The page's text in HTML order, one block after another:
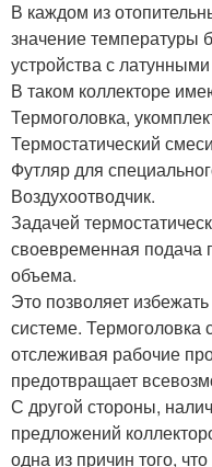
В каждом из
значение температуры
устройства с
В таком коллекторе
Термоголовка,
Термостатический
Футляр для
Воздухоотводчик.
Задачей
своевременная подача
объема.
Это позволяет
системе. Термоголовка
отслеживая рабочие
предотвращает
С другой стороны,
предложений
одна из причин того,